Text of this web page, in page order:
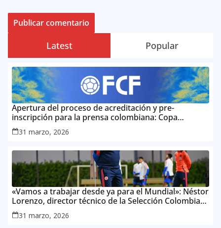
Latest Popular
Apertura del proceso de acreditación y pre-
inscripción para la prensa colombiana: Copa
Mundial de la FIFA 2026 ™
31 marzo, 2026
«Vamos a trabajar desde ya para el Mundial»: Néstor
Lorenzo, director técnico de la Selección Colombia
Masculina de Mayores
31 marzo, 2026